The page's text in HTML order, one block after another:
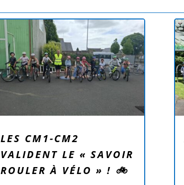
LES CM1-CM2
VALIDENT LE « SAVOIR
ROULER À VÉLO » ! 🚲